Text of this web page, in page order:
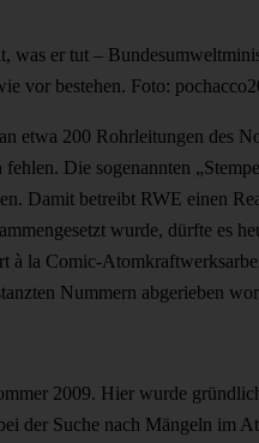
er tut –
vor bestehen. Foto:
etwa 200 Rohrleitungen des
Die sogenannten
Damit betreibt RWE einen
wurde, dürfte es
à la Comic-
Nummern abgerieben
2009. Hier wurde
der Suche nach Mängeln im